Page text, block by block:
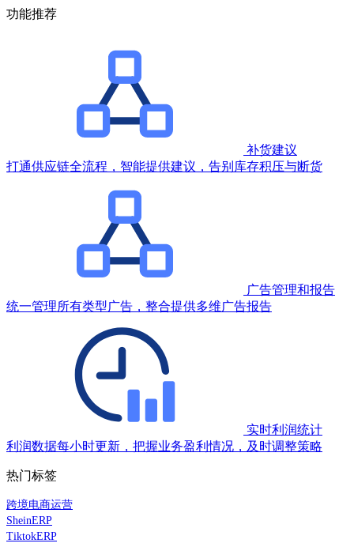
功能推荐
补货建议
打通供应链全流程，智能提供建议，告别库存积压与断货
广告管理和报告
统一管理所有类型广告，整合提供多维广告报告
实时利润统计
利润数据每小时更新，把握业务盈利情况，及时调整策略
热门标签
跨境电商运营
SheinERP
TiktokERP